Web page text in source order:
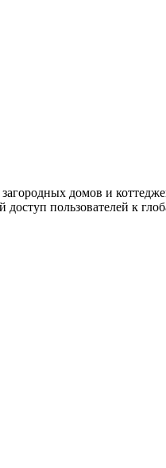
домов и
пользователей к